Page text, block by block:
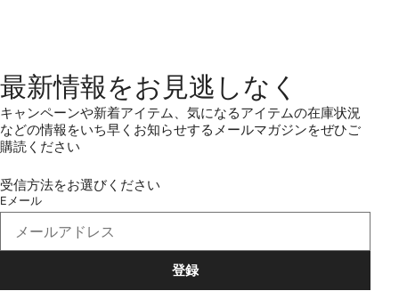
最新情報をお見逃しなく
キャンペーンや新着アイテム、気になるアイテムの在庫状況
などの情報をいち早くお知らせするメールマガジンをぜひご
購読ください
受信方法をお選びください
Eメール
登録